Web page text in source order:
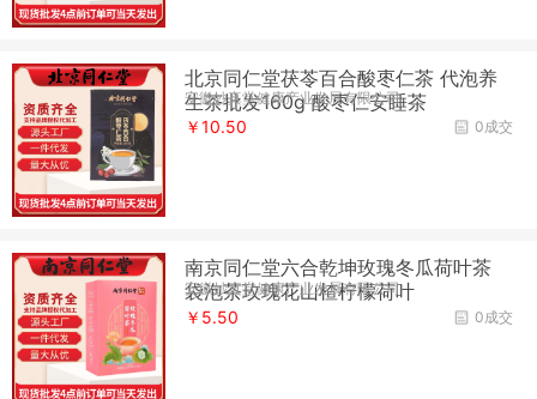
北京同仁堂茯苓百合酸枣仁茶 代泡养
生茶批发160g 酸枣仁安睡茶
安徽妙真堂健康产业发展有限公司
0成交
￥10.50
南京同仁堂六合乾坤玫瑰冬瓜荷叶茶
袋泡茶玫瑰花山楂柠檬荷叶
安徽妙真堂健康产业发展有限公司
0成交
￥5.50